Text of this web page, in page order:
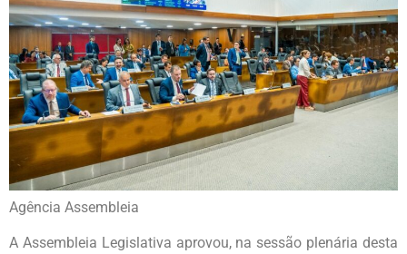
Agência Assembleia
A Assembleia Legislativa aprovou, na sessão plenária desta